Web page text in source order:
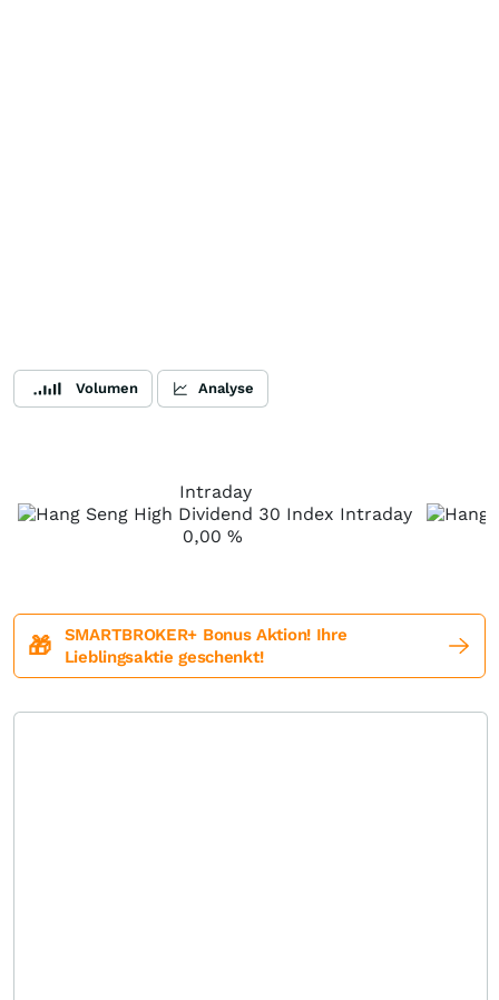
Volumen Analyse
Intraday
0,00 %
🎁
SMARTBROKER+ Bonus Aktion! Ihre
Lieblingsaktie geschenkt!